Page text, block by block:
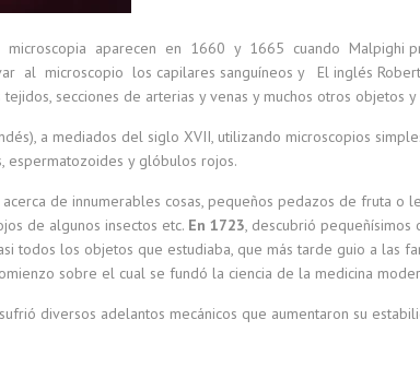
microscopia aparecen en 1660 y 1665 cuando Malpighi
al microscopio los capilares sanguíneos y El inglés
secciones de arterias y venas y muchos otros objetos y
a mediados del siglo XVII, utilizando microscopios
espermatozoides y glóbulos rojos.
de innumerables cosas, pequeños pedazos de fruta o
de algunos insectos etc. En 1723, descubrió pequeñísimos
todos los objetos que estudiaba, que más tarde guio a las
sobre el cual se fundó la ciencia de la medicina
diversos adelantos mecánicos que aumentaron su